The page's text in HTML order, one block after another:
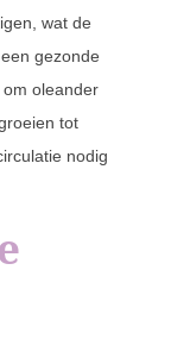
wat de
gezonde
oleander
tot
nodig